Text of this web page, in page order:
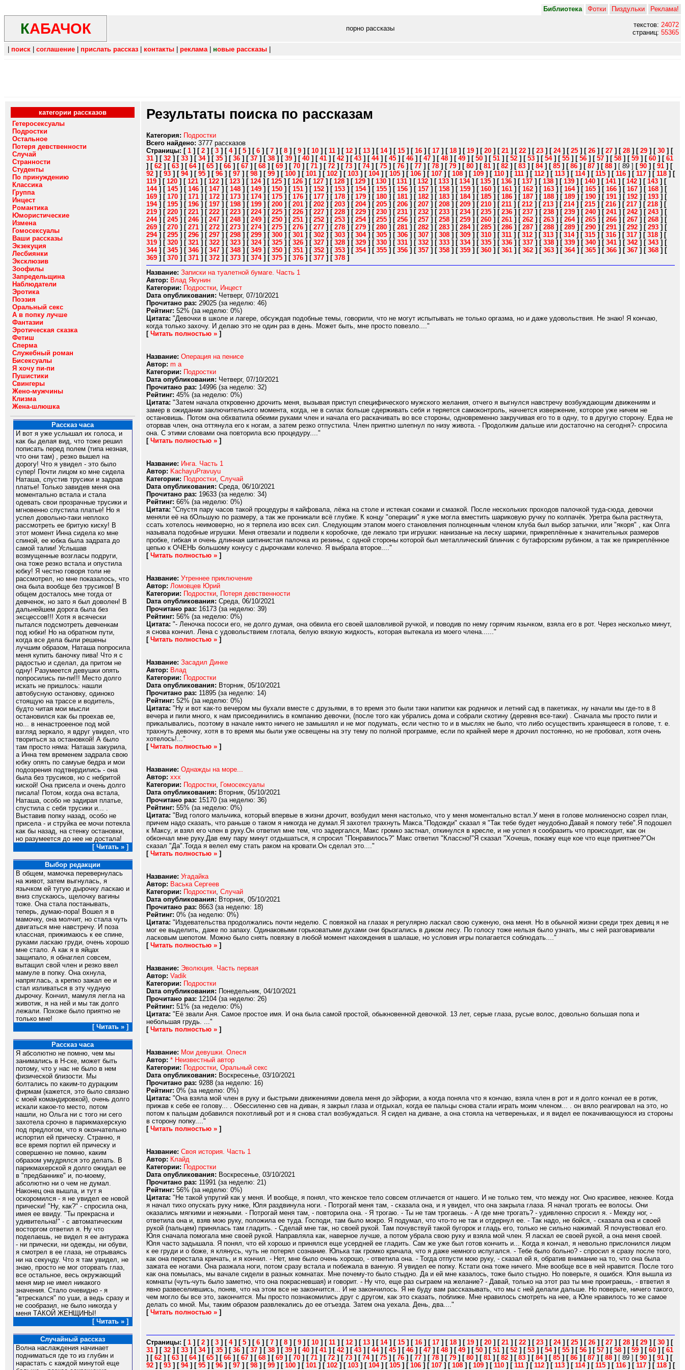
Библиотека Фотки Пиздульки Реклама!
КАБАЧОК порно рассказы текстов: 24072
страниц: 55365
поиск соглашение прислать рассказ контакты реклама| новые рассказы
категории рассказов
Гетеросексуалы
Подростки
Остальное
Потеря девственности
Случай
Странности
Студенты
По принуждению
Классика
Группа
Инцест
Романтика
Юмористические
Измена
Гомосексуалы
Ваши рассказы
Экзекуция
Лесбиянки
Эксклюзив
Зоофилы
Запредельщина
Наблюдатели
Эротика
Поэзия
Оральный секс
А в попку лучше
Фантазии
Эротическая сказка
Фетиш
Сперма
Служебный роман
Бисексуалы
Я хочу пи-пи
Пушистики
Свингеры
Жено-мужчины
Клизма
Жена-шлюшка
Рассказ часа
И вот я уже услышал их голоса, и
как бы делая вид, что тоже решил
пописать перед полем (типа незная,
что они там) , резко вышел на
дорогу! Что я увидел - это было
супер! Почти лицом ко мне сидела
Наташа, спустив трусики и задрав
платье! Только завидев меня она
моментально встала и стала
одевать свои прозрачные трусики и
мгновенно спустила платье! Но я
успел довольно-таки неплохо
рассмотреть ее бритую киску! В
этот момент Инна сидела ко мне
спиной, ее юбка была задрата до
самой талии! Услышав
возмущенные возгласы подруги,
она тоже резко встала и опустила
юбку! Я честно говоря толи не
рассмотрел, но мне показалось, что
она была вообще без трусиков! В
общем досталось мне тогда от
девченок, но зато я был доволен! В
дальнейшем дорога была без
эксцессов!!! Хотя я всячески
пытался подсмотреть девченкам
под юбки! Но на обратном пути,
когда все дела были решены
лучшим образом, Наташа попросила
меня купить баночку пива! Что я с
радостью и сделал, да притом не
одну! Разумеется девушки опять
попросились пи-пи!!! Место долго
искать не пришлось: нашли
автобусную остановку, одиноко
стоящую на трассе и водитель,
будто читая мои мысли
остановился как бы проехав ее,
но... в ненастроееное под мой
взгляд зеркало, я вдруг увидел, что
твориться за остановкой! А было
там просто няма: Наташа закурила,
а Инна тем временем задрала свою
юбку опять по самуые бедра и мои
подозрения подтвердились - она
была без трусиков, но с небритой
киской! Она присела и очень долго
писала! Потом, когда она встала,
Наташа, особо не задирая платье,
спустила с себя трусики и... .
Выставив попку назад, особо не
присела - и струйка ее мочи потекла
как бы назад, на стенку остановки,
но разумеется до нее не достала!
[ Читать » ]
Выбор редакции
В общем, мамочка перевернулась
на живот, затем выгнулась, я
язычком ей тугую дырочку ласкаю и
вниз спускаюсь, щелочку вагины
тоже. Она стала постанывать,
теперь, думаю-пора! Вошел я в
мамочку, она молчит, но стала чуть
двигаться мне навстречу. И поза
классная, прижимаюсь к ее спине,
руками ласкаю груди, очень хорошо
мне стало. А как я в яйцах
защипало, я обнаглел совсем,
вытащил свой член и резко ввел
мамуле в попку. Она охнула,
напряглась, а крепко зажал ее и
стал изливаться в эту чудную
дырочку. Кончил, мамуля легла на
животик, я на ней и мы так долго
лежали. Похоже было приятно не
только мне!
[ Читать » ]
Рассказ часа
Я абсолютно не помню, чем мы
занимались в Н-ске, может быть
потому, что у нас не было в нем
физической близости. Мы
болтались по каким-то дурацким
фирмам (кажется, это было связано
с моей командировкой), очень долго
искали какое-то место, потом
нашли, но Ольга ни с того ни сего
захотела срочно в парикмахерскую
под предлогом, что я окончательно
испортил ей прическу. Странно, я
все время портил ей прическу и
совершенно не помню, каким
образом умудрялся это делать. В
парикмахерской я долго ожидал ее
в "предбаннике" и, по-моему,
абсолютно ни о чем не думал.
Наконец она вышла, и тут я
оскоромился - я не увидел ее новой
прически! "Ну, как?" - спросила она,
имея ее ввиду. "Ты прекрасна и
удивительна!" - с автоматическим
восторгом ответил я. Ну что
поделаешь, не видел я ее антуража
- ни прически, ни одежды, ни обуви,
я смотрел в ее глаза, не отрываясь
ни на секунду. Что я там увидел, не
знаю, просто не мог оторвать глаз,
все остальное, весь окружающий
меня мир не имел никакого
значения. Стало очевидно - я
"втрескался" по уши, а ведь сразу и
не сообразил, не было никогда у
меня ТАКОЙ ЖЕНЩИНЫ!
[ Читать » ]
Случайный рассказ
Волна наслаждения начинает
подниматься где то из глубин и
нарастать с каждой минутой еще
Результаты поиска по рассказам
Категория: Подростки
Всего найдено: 3777 рассказов
Страницы: [ 1 ] [ 2 ] [ 3 ] [ 4] [ 5 ] [ 6 ] [ 7 ] [ 8 ] [ 9 ] [ 10 ] [ 11 ] [ 12 ] [ 13 ] [ 14] [ 15 ] [ 16 ] [ 17 ] [ 18 ] [ 19 ] [ 20 ] [ 21 ] [ 22 ] [ 23 ] [ 24] [ 25 ] [ 26 ] [ 27 ] [ 28 ] [ 29 ] [ 30 ] [
31 ] [ 32 ] [ 33 ] [ 34] [ 35 ] [ 36 ] [ 37 ] [ 38 ] [ 39 ] [ 40 ] [ 41 ] [ 42 ] [ 43 ] [ 44] [ 45 ] [ 46 ] [ 47 ] [ 48 ] [ 49 ] [ 50 ] [ 51 ] [ 52 ] [ 53 ] [ 54] [ 55 ] [ 56 ] [ 57 ] [ 58 ] [ 59 ] [ 60 ] [ 61
] [ 62 ] [ 63 ] [ 64] [ 65 ] [ 66 ] [ 67 ] [ 68 ] [ 69 ] [ 70 ] [ 71 ] [ 72 ] [ 73 ] [ 74] [ 75 ] [ 76 ] [ 77 ] [ 78 ] [ 79 ] [ 80 ] [ 81 ] [ 82 ] [ 83 ] [ 84] [ 85 ] [ 86 ] [ 87 ] [ 88 ] [ 89 ] [ 90 ] [ 91 ] [
92 ] [ 93 ] [ 94] [ 95 ] [ 96 ] [ 97 ] [ 98 ] [ 99 ] [ 100 ] [ 101 ] [ 102 ] [ 103 ] [ 104] [ 105 ] [ 106 ] [ 107 ] [ 108 ] [ 109 ] [ 110 ] [ 111 ] [ 112 ] [ 113 ] [ 114] [ 115 ] [ 116 ] [ 117 ] [ 118 ] [
119 ] [ 120 ] [ 121 ] [ 122 ] [ 123 ] [ 124] [ 125 ] [ 126 ] [ 127 ] [ 128 ] [ 129 ] [ 130 ] [ 131 ] [ 132 ] [ 133 ] [ 134] [ 135 ] [ 136 ] [ 137 ] [ 138 ] [ 139 ] [ 140 ] [ 141 ] [ 142 ] [ 143 ] [
144] [ 145 ] [ 146 ] [ 147 ] [ 148 ] [ 149 ] [ 150 ] [ 151 ] [ 152 ] [ 153 ] [ 154] [ 155 ] [ 156 ] [ 157 ] [ 158 ] [ 159 ] [ 160 ] [ 161 ] [ 162 ] [ 163 ] [ 164] [ 165 ] [ 166 ] [ 167 ] [ 168 ] [
169 ] [ 170 ] [ 171 ] [ 172 ] [ 173 ] [ 174] [ 175 ] [ 176 ] [ 177 ] [ 178 ] [ 179 ] [ 180 ] [ 181 ] [ 182 ] [ 183 ] [ 184] [ 185 ] [ 186 ] [ 187 ] [ 188 ] [ 189 ] [ 190 ] [ 191 ] [ 192 ] [ 193 ] [
194] [ 195 ] [ 196 ] [ 197 ] [ 198 ] [ 199 ] [ 200 ] [ 201 ] [ 202 ] [ 203 ] [ 204] [ 205 ] [ 206 ] [ 207 ] [ 208 ] [ 209 ] [ 210 ] [ 211 ] [ 212 ] [ 213 ] [ 214] [ 215 ] [ 216 ] [ 217 ] [ 218 ] [
219 ] [ 220 ] [ 221 ] [ 222 ] [ 223 ] [ 224] [ 225 ] [ 226 ] [ 227 ] [ 228 ] [ 229 ] [ 230 ] [ 231 ] [ 232 ] [ 233 ] [ 234] [ 235 ] [ 236 ] [ 237 ] [ 238 ] [ 239 ] [ 240 ] [ 241 ] [ 242 ] [ 243 ] [
244] [ 245 ] [ 246 ] [ 247 ] [ 248 ] [ 249 ] [ 250 ] [ 251 ] [ 252 ] [ 253 ] [ 254] [ 255 ] [ 256 ] [ 257 ] [ 258 ] [ 259 ] [ 260 ] [ 261 ] [ 262 ] [ 263 ] [ 264] [ 265 ] [ 266 ] [ 267 ] [ 268 ] [
269 ] [ 270 ] [ 271 ] [ 272 ] [ 273 ] [ 274] [ 275 ] [ 276 ] [ 277 ] [ 278 ] [ 279 ] [ 280 ] [ 281 ] [ 282 ] [ 283 ] [ 284] [ 285 ] [ 286 ] [ 287 ] [ 288 ] [ 289 ] [ 290 ] [ 291 ] [ 292 ] [ 293 ] [
294] [ 295 ] [ 296 ] [ 297 ] [ 298 ] [ 299 ] [ 300 ] [ 301 ] [ 302 ] [ 303 ] [ 304] [ 305 ] [ 306 ] [ 307 ] [ 308 ] [ 309 ] [ 310 ] [ 311 ] [ 312 ] [ 313 ] [ 314] [ 315 ] [ 316 ] [ 317 ] [ 318 ] [
319 ] [ 320 ] [ 321 ] [ 322 ] [ 323 ] [ 324] [ 325 ] [ 326 ] [ 327 ] [ 328 ] [ 329 ] [ 330 ] [ 331 ] [ 332 ] [ 333 ] [ 334] [ 335 ] [ 336 ] [ 337 ] [ 338 ] [ 339 ] [ 340 ] [ 341 ] [ 342 ] [ 343 ] [
344] [ 345 ] [ 346 ] [ 347 ] [ 348 ] [ 349 ] [ 350 ] [ 351 ] [ 352 ] [ 353 ] [ 354] [ 355 ] [ 356 ] [ 357 ] [ 358 ] [ 359 ] [ 360 ] [ 361 ] [ 362 ] [ 363 ] [ 364] [ 365 ] [ 366 ] [ 367 ] [ 368 ] [
369 ] [ 370 ] [ 371 ] [ 372 ] [ 373 ] [ 374] [ 375 ] [ 376 ] [ 377 ] [ 378 ]
Название: Записки на туалетной бумаге. Часть 1
Автор: Влад Якунин
Категории: Подростки, Инцест
Dата опубликования: Четверг, 07/10/2021
Прочитано раз: 29025 (за неделю: 46)
Рейтинг: 52% (за неделю: 0%)
Цитата: "Девочки в школе и лагере, обсуждая подобные темы, говорили, что не могут испытывать не только оргазма, но и даже удовольствия. Не знаю! Я кончаю,
когда только захочу. И делаю это не один раз в день. Может быть, мне просто повезло...."
[ Читать полностью » ]
Название: Операция на пенисе
Автор: m a
Категории: Подростки
Dата опубликования: Четверг, 07/10/2021
Прочитано раз: 14996 (за неделю: 32)
Рейтинг: 45% (за неделю: 0%)
Цитата: "Затем начала откровенно дрочить меня, вызывая приступ специфического мужского желания, отчего я выгнулся навстречу возбуждающим движениям и
замер в ожидании заключительного момента, когда, не в силах больше сдерживать себя и теряется самоконтроль, начнется извержение, которое уже ничем не
остановишь. Потом она обхватила обеими руками член и начала его раскачивать во все стороны, одновременно закручивая его то в одну, то в другую сторону. Едва не
оторвав член, она оттянула его к ногам, а затем резко отпустила. Член приятно шлепнул по низу живота. - Продолжим дальше или достаточно на сегодня?- спросила
она. С этими словами она повторила всю процедуру...."
[ Читать полностью » ]
Название: Инга. Часть 1
Автор: KachayuPravuyu
Категории: Подростки, Случай
Dата опубликования: Среда, 06/10/2021
Прочитано раз: 19633 (за неделю: 34)
Рейтинг: 66% (за неделю: 0%)
Цитата: "Спустя пару часов такой процедуры я кайфовала, лёжа на столе и истекая соками и смазкой. После нескольких проходов палочкой туда-сюда, девочки
меняли её на бОльшую по размеру, а так же проникали всё глубже. К концу "операции" я уже могла вместить шариковую ручку по колпачёк. Уретра была растянута,
ссать хотелось неимоверно, но я терпела изо всех сил. Следующим этапом моего становления полноценным членом клуба был выбор затычки, или "якоря" , как Олга
называла подобные игрушки. Меня отвезали и подвели к коробочке, где лежало три игрушки: нанизаные на леску шарики, прикреплённые к значительных размеров
пробке, гибкая и очень длинная шитинистая палочка из резины, с одной стороны которой был металлический блинчик с бутафорским рубином, а так же прикреплённое
цепью к ОЧЕНЬ большому конусу с дырочками колечко. Я выбрала второе...."
[ Читать полностью » ]
Название: Утреннее приключение
Автор: Ломовцев Юрий
Категории: Подростки, Потеря девственности
Dата опубликования: Среда, 06/10/2021
Прочитано раз: 16173 (за неделю: 39)
Рейтинг: 56% (за неделю: 0%)
Цитата: "- Леночка пососи его, не долго думая, она обвила его своей шаловливой ручкой, и поводив по нему горячим язычком, взяла его в рот. Через несколько минут,
я снова кончил. Лена с удовольствием глотала, белую вязкую жидкость, которая вытекала из моего члена......"
[ Читать полностью » ]
Название: Засадил Динке
Автор: Влад
Категории: Подростки
Dата опубликования: Вторник, 05/10/2021
Прочитано раз: 11895 (за неделю: 14)
Рейтинг: 52% (за неделю: 0%)
Цитата: "Ну и вот как-то вечером мы бухали вместе с друзьями, в то время это были таки напитки как родничок и летний сад в пакетиках, ну начали мы где-то в 8
вечера и пили много, к нам присоединились в компанию девочки, (после того как убрались дома и собрали скотину (деревня все-таки) . Сначала мы просто пили и
прикалывались, поэтому в начале никто ничего не замышлял и не мог подумать, если честно то и в мыслях не было, что либо осуществить хранящееся в голове, т. е.
трахнуть девочку, хотя в то время мы были уже освещены на эту тему по полной программе, если по крайней мере я дрочил постоянно, но не пробовал, хотя очень
хотелось!..."
[ Читать полностью » ]
Название: Однажды на море...
Автор: ххх
Категории: Подростки, Гомосексуалы
Dата опубликования: Вторник, 05/10/2021
Прочитано раз: 15170 (за неделю: 36)
Рейтинг: 55% (за неделю: 0%)
Цитата: "Вид голого мальчика, который впервые в жизни дрочит, возбудил меня настолько, что у меня моментально встал.У меня в голове молниеносно созрел план,
причем надо сказать, что раньше о таком я никогда не думал.Я захотел трахнуть Макса."Подожди" сказал я "Так тебе будет неудобно.Давай я помогу тебе".Я подошел
к Максу, и взял его член в руку.Он ответил мне тем, что задергался, Макс громко застнал, откинулся в кресле, и не успел я сообразить что происходит, как он
обкончал мне руку.Дав ему пару минут отдышаться, я спросил "Понравилось?" Макс ответил "Классно!"Я сказал "Хочешь, покажу еще кое что еще приятнее?"Он
сказал "Да".Тогда я велел ему стать раком на кровати.Он сделал это...."
[ Читать полностью » ]
Название: Угадайка
Автор: Васька Сергеев
Категории: Подростки, Случай
Dата опубликования: Вторник, 05/10/2021
Прочитано раз: 8663 (за неделю: 18)
Рейтинг: 0% (за неделю: 0%)
Цитата: "Издевательства продолжались почти неделю. С повязкой на глазах я регулярно ласкал свою суженую, она меня. Но в обычной жизни среди трех девиц я не
мог ее выделить, даже по запаху. Одинаковыми горьковатыми духами они брызгались в диком лесу. По голосу тоже нельзя было узнать, мы с ней разговаривали
ласковым шепотом. Можно было снять повязку в любой момент нахождения в шалаше, но условия игры полагается соблюдать...."
[ Читать полностью » ]
Название: Эволюция. Часть первая
Автор: Vadik
Категории: Подростки
Dата опубликования: Понедельник, 04/10/2021
Прочитано раз: 12104 (за неделю: 26)
Рейтинг: 51% (за неделю: 0%)
Цитата: "Её звали Аня. Самое простое имя. И она была самой простой, обыкновенной девочкой. 13 лет, серые глаза, русые волос, довольно большая попа и
небольшая грудь. ..."
[ Читать полностью » ]
Название: Мои девушки. Олеся
Автор: * Неизвестный автор
Категории: Подростки, Оральный секс
Dата опубликования: Воскресенье, 03/10/2021
Прочитано раз: 9288 (за неделю: 16)
Рейтинг: 0% (за неделю: 0%)
Цитата: "Она взяла мой член в руку и быстрыми движениями довела меня до эйфории, а когда поняла что я кончаю, взяла член в рот и я долго кончал ее в ротик,
прижав к себе ее голову... . Обессиленно сев на диван, я закрыл глаза и отдыхал, когда ее пальцы снова стали играть моим членом... . он вяло реагировал на это, но
потом к пальцам добавился похотливый рот и я снова стал возбуждаться. Я сидел на диване, а она стояла на четвереньках, и я видел ее покачивающуюся из стороны
в сторону попку...."
[ Читать полностью » ]
Название: Своя история. Часть 1
Автор: Клайд
Категории: Подростки
Dата опубликования: Воскресенье, 03/10/2021
Прочитано раз: 11991 (за неделю: 21)
Рейтинг: 56% (за неделю: 0%)
Цитата: "Не такой упругий как у меня. И вообще, я понял, что женское тело совсем отличается от нашего. И не только тем, что между ног. Оно красивее, нежнее. Когда
я начал тихо опускать руку ниже, Юля раздвинула ноги. - Потрогай меня там, - сказала она, и я увидел, что она закрыла глаза. Я начал трогать ее волосы. Они
оказались мягкими и нежными. - Потрогай меня там, - повторила она. - Я трогаю. - Ты не там трогаешь. - А где мне трогать? - удивленно спросил я. - Между ног, -
ответила она и, взяв мою руку, положила ее туда. Господи, там было мокро. Я подумал, что что-то не так и отдернул ее. - Так надо, не бойся, - сказала она и своей
рукой (пальцем) принялась там гладить. - Сделай мне так, но своей рукой. Там почувствуй такой бугорок и гладь его, только не сильно нажимай. Я почувствовал его.
Юля сначала помогала мне своей рукой. Направляла как, наверное лучше, а потом убрала свою руку и взяла мой член. Я ласкал ее своей рукой, а она меня своей.
Юля часто задышала. Я понял, что ей хорошо и принялся еще усердней ее гладить. Сам же уже был готов кончить и... Когда я кончал, я невольно прислонился лицом
к ее груди и о боже, я клянусь, чуть не потерял сознание. Юлька так громко кричала, что я даже немного испугался. - Тебе было больно? - спросил я сразу после того,
как она перестала кричать, и я кончил. - Нет, мне было очень хорошо, - ответила она. - Тогда отпусти мою руку, - сказал ей я, обратив внимание на то, что она была
зажата ее ногами. Она разжала ноги, потом сразу встала и побежала в ванную. Я увидел ее попку. Кстати она тоже ничего. Мне вообще все в ней нравится. После того
как она помылась, мы вачале сидели в разных комнатах. Мне почему-то было стыдно. Да и ей мне казалось, тоже было стыдно. Но поверьте, я ошибся. Юля вышла из
комнаты (чуть-чуть было заметно, что она покрасневшая) и говорит. - Ну что, еще раз сыграем на желание? - Давай, только на этот раз ты мне проиграешь, - втветил я
явно развеселившись, поняв, что на этом все не закончится... И не закончилось. Я не буду вам рассказывать, что мы с ней делали дальше. Но поверьте, ничего такого,
чем могло бы все это, закончится. Мы просто познакомились друг с другом, как это сказать, поближе. Мне нравилось смотреть на нее, а Юле нравилось то же самое
делать со мной. Мы, таким образом развлекались до ее отъезда. Затем она уехала. День, два...."
[ Читать полностью » ]
Страницы: [ 1 ] [ 2 ] [ 3 ] [ 4] [ 5 ] [ 6 ] [ 7 ] [ 8 ] [ 9 ] [ 10 ] [ 11 ] [ 12 ] [ 13 ] [ 14] [ 15 ] [ 16 ] [ 17 ] [ 18 ] [ 19 ] [ 20 ] [ 21 ] [ 22 ] [ 23 ] [ 24] [ 25 ] [ 26 ] [ 27 ] [ 28 ] [ 29 ] [ 30 ] [
31 ] [ 32 ] [ 33 ] [ 34] [ 35 ] [ 36 ] [ 37 ] [ 38 ] [ 39 ] [ 40 ] [ 41 ] [ 42 ] [ 43 ] [ 44] [ 45 ] [ 46 ] [ 47 ] [ 48 ] [ 49 ] [ 50 ] [ 51 ] [ 52 ] [ 53 ] [ 54] [ 55 ] [ 56 ] [ 57 ] [ 58 ] [ 59 ] [ 60 ] [ 61
] [ 62 ] [ 63 ] [ 64] [ 65 ] [ 66 ] [ 67 ] [ 68 ] [ 69 ] [ 70 ] [ 71 ] [ 72 ] [ 73 ] [ 74] [ 75 ] [ 76 ] [ 77 ] [ 78 ] [ 79 ] [ 80 ] [ 81 ] [ 82 ] [ 83 ] [ 84] [ 85 ] [ 86 ] [ 87 ] [ 88 ] [ 89 ] [ 90 ] [ 91 ] [
92 ] [ 93 ] [ 94] [ 95 ] [ 96 ] [ 97 ] [ 98 ] [ 99 ] [ 100 ] [ 101 ] [ 102 ] [ 103 ] [ 104] [ 105 ] [ 106 ] [ 107 ] [ 108 ] [ 109 ] [ 110 ] [ 111 ] [ 112 ] [ 113 ] [ 114] [ 115 ] [ 116 ] [ 117 ] [ 118 ] [